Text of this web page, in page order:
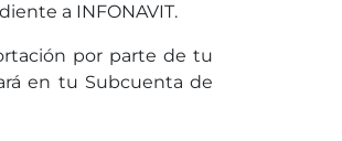
a INFONAVIT.
por parte de tu
en tu Subcuenta de